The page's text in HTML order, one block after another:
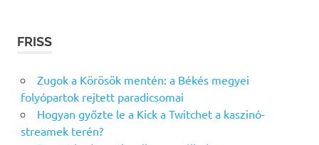
FRISS
Zugok a Körösök mentén: a Békés megyei
folyópartok rejtett paradicsomai
Hogyan győzte le a Kick a Twitchet a kaszinó-
streamek terén?